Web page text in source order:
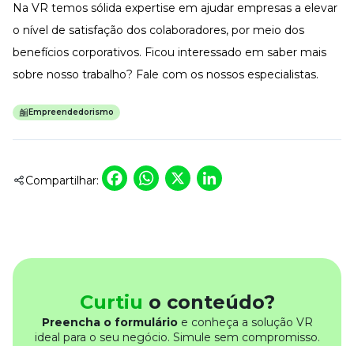
Na VR temos sólida expertise em ajudar empresas a elevar
o nível de satisfação dos colaboradores, por meio dos
benefícios corporativos. Ficou interessado em saber mais
sobre nosso trabalho? Fale com os nossos especialistas.
Empreendedorismo
Compartilhar: Facebook
WhatsApp
X
Curtiu o conteúdo?
Preencha o formulárioe conheça a solução VR
ideal para o seu negócio. Simule sem compromisso.